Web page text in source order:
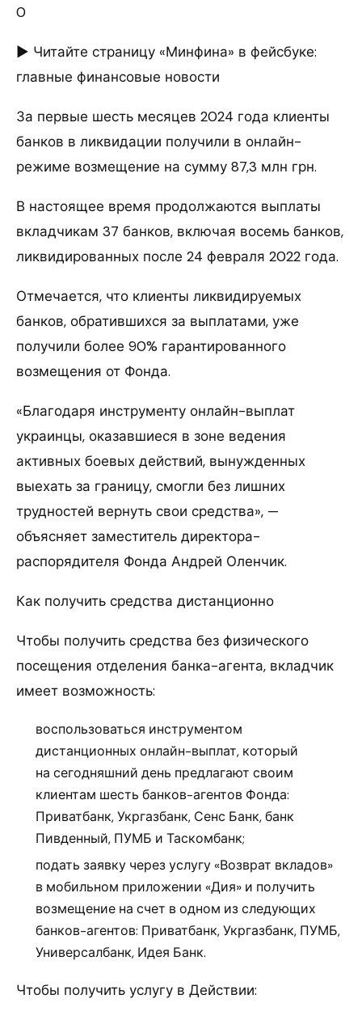
0
► Читайте страницу «Минфина» в фейсбуке:
главные финансовые новости
За первые шесть месяцев 2024 года клиенты
банков в ликвидации получили в онлайн-
режиме возмещение на сумму 87,3 млн грн.
В настоящее время продолжаются выплаты
вкладчикам 37 банков, включая восемь банков,
ликвидированных после 24 февраля 2022 года.
Отмечается, что клиенты ликвидируемых
банков, обратившихся за выплатами, уже
получили более 90% гарантированного
возмещения от Фонда.
«Благодаря инструменту онлайн-выплат
украинцы, оказавшиеся в зоне ведения
активных боевых действий, вынужденных
выехать за границу, смогли без лишних
трудностей вернуть свои средства», —
объясняет заместитель директора-
распорядителя Фонда Андрей Оленчик.
Как получить средства дистанционно
Чтобы получить средства без физического
посещения отделения банка-агента, вкладчик
имеет возможность:
воспользоваться инструментом
дистанционных онлайн-выплат, который
на сегодняшний день предлагают своим
клиентам шесть банков-агентов Фонда:
Приватбанк, Укргазбанк, Сенс Банк, банк
Пивденный, ПУМБ и Таскомбанк;
подать заявку через услугу «Возврат вкладов»
в мобильном приложении «Дия» и получить
возмещение на счет в одном из следующих
банков-агентов: Приватбанк, Укргазбанк, ПУМБ,
Универсалбанк, Идея Банк.
Чтобы получить услугу в Действии: